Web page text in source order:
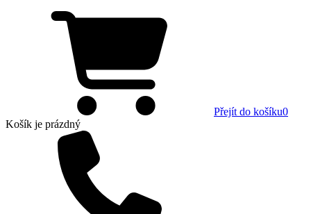
Přejít do košíku0
Košík je prázdný